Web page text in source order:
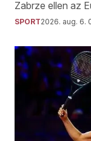
Zabrze ellen az
SPORT2026. aug. 6.